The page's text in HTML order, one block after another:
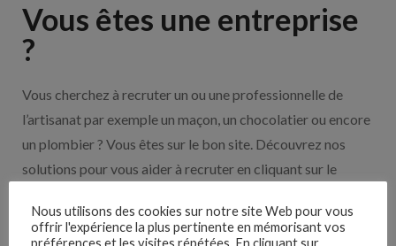
Vous êtes une entreprise
?
Vous cherchez à recruter un ou une professionnelle de
l’artisanat par exemple un maçon, un chocolatier ou encore
un plombier ? Vous êtes sur le bon site. Découvrez nos
solutions pour vous aider à recruter en cliquant sur le
Nous utilisons des cookies sur notre site Web pour vous
offrir l'expérience la plus pertinente en mémorisant vos
préférences et les visites répétées. En cliquant sur